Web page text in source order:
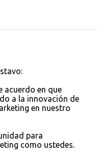
acuerdo en que
a la innovación de
en nuestro
para
como ustedes.